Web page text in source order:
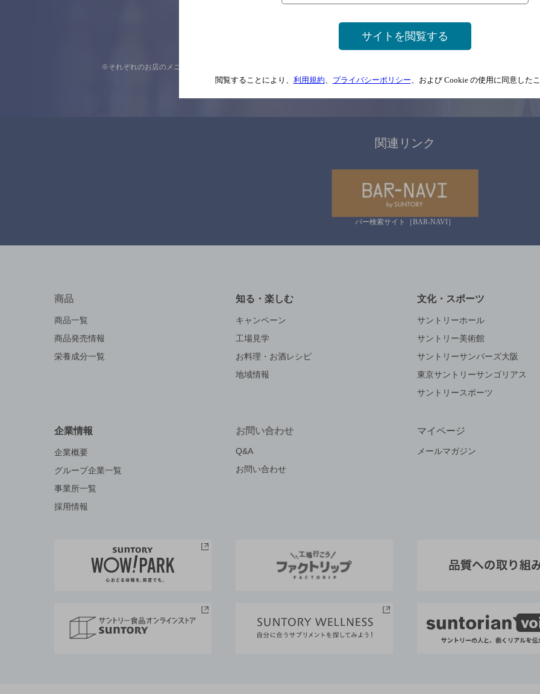
ご意見・ご感想
※それぞれのお店のメニューや営業時間などの掲載情報については、 念のためお店にご確
関連リンク
バー検索サイト［BAR-NAVI］
商品
商品一覧
商品発売情報
栄養成分一覧
知る・楽しむ
キャンペーン
工場見学
お料理・お酒レシピ
地域情報
文化・スポーツ
サントリーホール
サントリー美術館
サントリーサンバーズ大阪
東京サントリーサンゴリアス
サントリースポーツ
企業情報
企業概要
グループ企業一覧
事業所一覧
採用情報
お問い合わせ
Q&A
お問い合わせ
マイページ
メールマガジン
サイトを閲覧する
閲覧することにより、 利用規約、 プライバシーポリシー、および Cookie の使用に同意した